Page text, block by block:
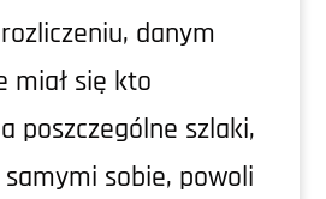
danym
miał się kto
poszczególne szlaki,
sobie, powoli